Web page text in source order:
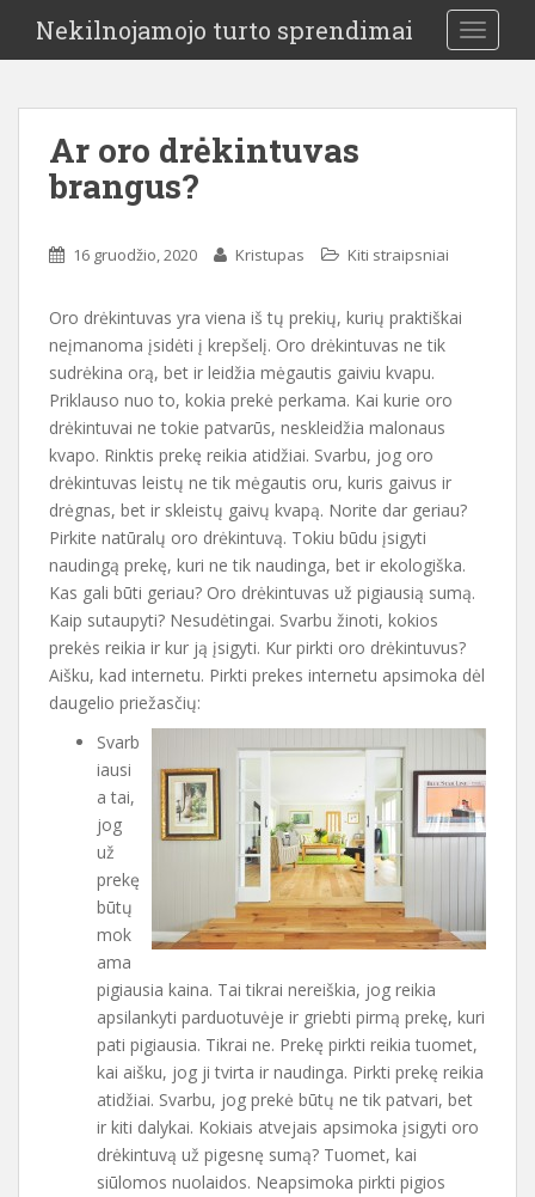
Nekilnojamojo turto sprendimai
Ar oro drėkintuvas
brangus?
16 gruodžio, 2020 Kristupas Kiti straipsniai
Oro drėkintuvas yra viena iš tų prekių, kurių praktiškai
neįmanoma įsidėti į krepšelį. Oro drėkintuvas ne tik
sudrėkina orą, bet ir leidžia mėgautis gaiviu kvapu.
Priklauso nuo to, kokia prekė perkama. Kai kurie oro
drėkintuvai ne tokie patvarūs, neskleidžia malonaus
kvapo. Rinktis prekę reikia atidžiai. Svarbu, jog oro
drėkintuvas leistų ne tik mėgautis oru, kuris gaivus ir
drėgnas, bet ir skleistų gaivų kvapą. Norite dar geriau?
Pirkite natūralų oro drėkintuvą. Tokiu būdu įsigyti
naudingą prekę, kuri ne tik naudinga, bet ir ekologiška.
Kas gali būti geriau? Oro drėkintuvas už pigiausią sumą.
Kaip sutaupyti? Nesudėtingai. Svarbu žinoti, kokios
prekės reikia ir kur ją įsigyti. Kur pirkti oro drėkintuvus?
Aišku, kad internetu. Pirkti prekes internetu apsimoka dėl
daugelio priežasčių:
Svarb
iausi
a tai,
jog
už
prekę
būtų
mok
ama
pigiausia kaina. Tai tikrai nereiškia, jog reikia
apsilankyti parduotuvėje ir griebti pirmą prekę, kuri
pati pigiausia. Tikrai ne. Prekę pirkti reikia tuomet,
kai aišku, jog ji tvirta ir naudinga. Pirkti prekę reikia
atidžiai. Svarbu, jog prekė būtų ne tik patvari, bet
ir kiti dalykai. Kokiais atvejais apsimoka įsigyti oro
drėkintuvą už pigesnę sumą? Tuomet, kai
siūlomos nuolaidos. Neapsimoka pirkti pigios